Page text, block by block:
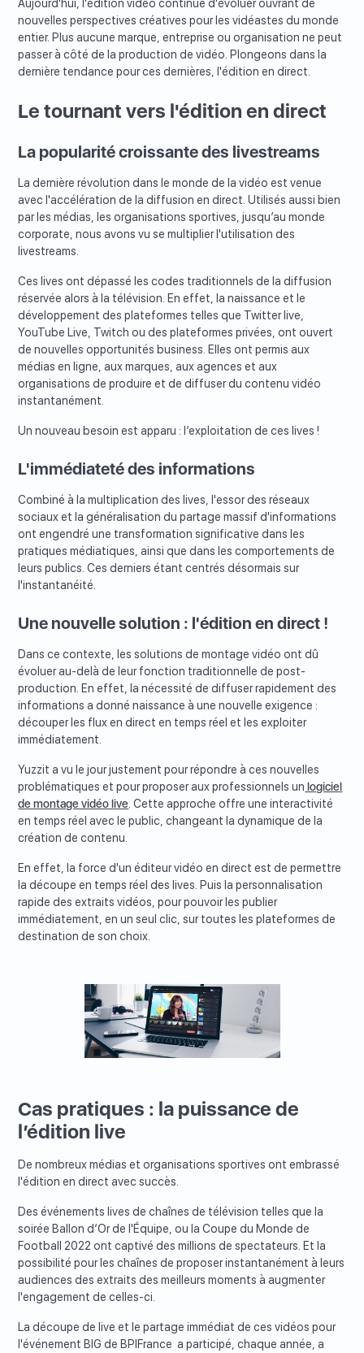
Aujourd'hui, l'édition vidéo continue d'évoluer ouvrant de
nouvelles perspectives créatives pour les vidéastes du monde
entier. Plus aucune marque, entreprise ou organisation ne peut
passer à côté de la production de vidéo. Plongeons dans la
dernière tendance pour ces dernières, l'édition en direct.
Le tournant vers l'édition en direct
La popularité croissante des livestreams
La dernière révolution dans le monde de la vidéo est venue
avec l'accélération de la diffusion en direct. Utilisés aussi bien
par les médias, les organisations sportives, jusqu’au monde
corporate, nous avons vu se multiplier l'utilisation des
livestreams.
Ces lives ont dépassé les codes traditionnels de la diffusion
réservée alors à la télévision. En effet, la naissance et le
développement des plateformes telles que Twitter live,
YouTube Live, Twitch ou des plateformes privées, ont ouvert
de nouvelles opportunités business. Elles ont permis aux
médias en ligne, aux marques, aux agences et aux
organisations de produire et de diffuser du contenu vidéo
instantanément.
Un nouveau besoin est apparu : l’exploitation de ces lives !
L'immédiateté des informations
Combiné à la multiplication des lives, l'essor des réseaux
sociaux et la généralisation du partage massif d'informations
ont engendré une transformation significative dans les
pratiques médiatiques, ainsi que dans les comportements de
leurs publics. Ces derniers étant centrés désormais sur
l'instantanéité.
Une nouvelle solution : l'édition en direct !
Dans ce contexte, les solutions de montage vidéo ont dû
évoluer au-delà de leur fonction traditionnelle de post-
production. En effet, la nécessité de diffuser rapidement des
informations a donné naissance à une nouvelle exigence :
découper les flux en direct en temps réel et les exploiter
immédiatement.
Yuzzit a vu le jour justement pour répondre à ces nouvelles
problématiques et pour proposer aux professionnels un logiciel
de montage vidéo live . Cette approche offre une interactivité
en temps réel avec le public, changeant la dynamique de la
création de contenu.
En effet, la force d'un éditeur vidéo en direct est de permettre
la découpe en temps réel des lives. Puis la personnalisation
rapide des extraits vidéos, pour pouvoir les publier
immédiatement, en un seul clic, sur toutes les plateformes de
destination de son choix.
Cas pratiques : la puissance de
l’édition live
De nombreux médias et organisations sportives ont embrassé
l'édition en direct avec succès.
Des événements lives de chaînes de télévision telles que la
soirée Ballon d’Or de l'Équipe, ou la Coupe du Monde de
Football 2022 ont captivé des millions de spectateurs. Et la
possibilité pour les chaînes de proposer instantanément à leurs
audiences des extraits des meilleurs moments à augmenter
l'engagement de celles-ci.
La découpe de live et le partage immédiat de ces vidéos pour
l'événement BIG de BPIFrance a participé, chaque année, a